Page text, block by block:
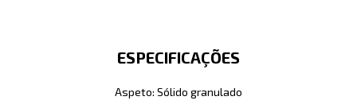
ESPECIFICAÇÕES
Aspeto: Sólido granulado